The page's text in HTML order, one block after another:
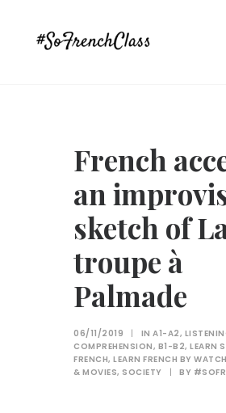
#SOFRENCHCLASS
Recherche
French
an
sketch of
troupe à
Palmade
06/11/2019 | IN A1-A2,
COMPREHENSION, B1-B2, LEARN
FRENCH, LEARN FRENCH BY
& MOVIES, SOCIETY | BY